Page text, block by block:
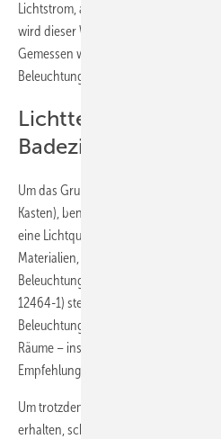
Lichtstrom, also wie viel Lumen, auf
wird dieser Wert sehr gerne in der
Gemessen wird die
Beleuchtungsstärkemessgerät, auch
Lichttechnische
Badezimmers
Um das Grundlicht zu planen
Kasten), benötigt man aus
eine Lichtquelle ausgibt, und die
Materialien, um damit eine zu
Beleuchtungsstärke zu berechnen. In
12464-1) stehen für sehr viele Räume
Beleuchtungsstärken, die eingehalten
Räume – insbesondere für private
Empfehlungen und damit auch keine
Um trotzdem einen Anhaltspunkt für
erhalten, schlage ich seit mehreren